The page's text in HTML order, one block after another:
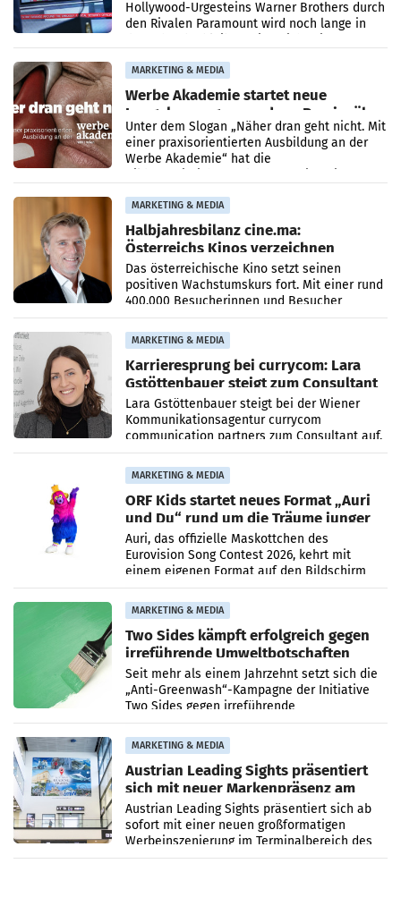
Hollywood-Urgesteins Warner Brothers durch
den Rivalen Paramount wird noch lange in
MARKETING & MEDIA
Werbe Akademie startet neue
Imagekampagne rund um Praxisnähe
Unter dem Slogan „Näher dran geht nicht. Mit
einer praxisorientierten Ausbildung an der
Werbe Akademie“ hat die
MARKETING & MEDIA
Halbjahresbilanz cine.ma:
Österreichs Kinos verzeichnen
400.000 Besucher mehr
Das österreichische Kino setzt seinen
positiven Wachstumskurs fort. Mit einer rund
400.000 Besucherinnen und Besucher
höheren Nettoreichweite im ersten Halbjahr
2026 gegenüber dem
MARKETING & MEDIA
Karrieresprung bei currycom: Lara
Gstöttenbauer steigt zum Consultant
auf
Lara Gstöttenbauer steigt bei der Wiener
Kommunikationsagentur currycom
communication partners zum Consultant auf.
Die 27-jährige Beraterin betreut Kundinnen
und Kunden in den Bereichen
MARKETING & MEDIA
ORF Kids startet neues Format „Auri
und Du“ rund um die Träume junger
Menschen
Auri, das offizielle Maskottchen des
Eurovision Song Contest 2026, kehrt mit
einem eigenen Format auf den Bildschirm
zurück. In der neuen Sendung „Auri und Du“
bei ORF Kids steht
MARKETING & MEDIA
Two Sides kämpft erfolgreich gegen
irreführende Umweltbotschaften
beim Papiereinsatz
Seit mehr als einem Jahrzehnt setzt sich die
„Anti-Greenwash“-Kampagne der Initiative
Two Sides gegen irreführende
Umweltaussagen bei Papierkommunikation
und papierbasierten Verpackungen
MARKETING & MEDIA
Austrian Leading Sights präsentiert
sich mit neuer Markenpräsenz am
Flughafen Wien
Austrian Leading Sights präsentiert sich ab
sofort mit einer neuen großformatigen
Werbeinszenierung im Terminalbereich des
Flughafen Wien. Die Präsenz befindet sich im